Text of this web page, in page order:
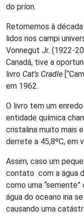
do príon.
Retornemos à
lidos nos campi
Vonnegut Jr. (1922-
Canadá, tive a
livro Cat’s Cradle
em 1962.
O livro tem um
entidade química
cristalina muito mais
derrete a 45,8ºC, em
Assim, caso um
contato com a água
como uma
água do oceano iria
causando uma